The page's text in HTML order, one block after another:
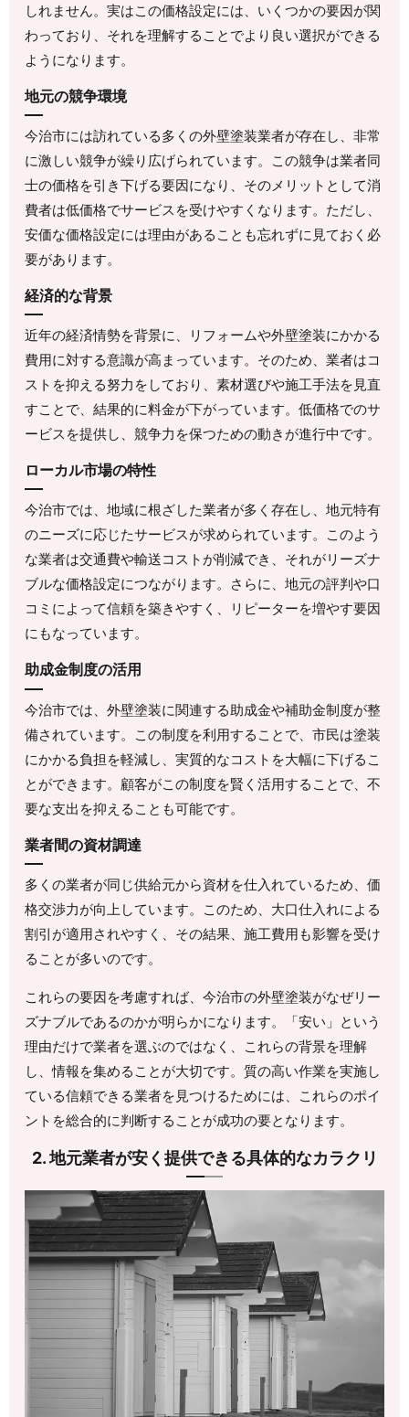
しれません。実はこの価格設定には、いくつかの要因が関
わっており、それを理解することでより良い選択ができる
ようになります。
地元の競争環境
今治市には訪れている多くの外壁塗装業者が存在し、非常
に激しい競争が繰り広げられています。この競争は業者同
士の価格を引き下げる要因になり、そのメリットとして消
費者は低価格でサービスを受けやすくなります。ただし、
安価な価格設定には理由があることも忘れずに見ておく必
要があります。
経済的な背景
近年の経済情勢を背景に、リフォームや外壁塗装にかかる
費用に対する意識が高まっています。そのため、業者はコ
ストを抑える努力をしており、素材選びや施工手法を見直
すことで、結果的に料金が下がっています。低価格でのサ
ービスを提供し、競争力を保つための動きが進行中です。
ローカル市場の特性
今治市では、地域に根ざした業者が多く存在し、地元特有
のニーズに応じたサービスが求められています。このよう
な業者は交通費や輸送コストが削減でき、それがリーズナ
ブルな価格設定につながります。さらに、地元の評判や口
コミによって信頼を築きやすく、リピーターを増やす要因
にもなっています。
助成金制度の活用
今治市では、外壁塗装に関連する助成金や補助金制度が整
備されています。この制度を利用することで、市民は塗装
にかかる負担を軽減し、実質的なコストを大幅に下げるこ
とができます。顧客がこの制度を賢く活用することで、不
要な支出を抑えることも可能です。
業者間の資材調達
多くの業者が同じ供給元から資材を仕入れているため、価
格交渉力が向上しています。このため、大口仕入れによる
割引が適用されやすく、その結果、施工費用も影響を受け
ることが多いのです。
これらの要因を考慮すれば、今治市の外壁塗装がなぜリー
ズナブルであるのかが明らかになります。「安い」という
理由だけで業者を選ぶのではなく、これらの背景を理解
し、情報を集めることが大切です。質の高い作業を実施し
ている信頼できる業者を見つけるためには、これらのポイ
ントを総合的に判断することが成功の要となります。
2. 地元業者が安く提供できる具体的なカラクリ